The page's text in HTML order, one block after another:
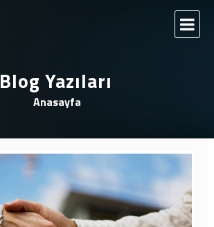
Blog Yazıları
Anasayfa